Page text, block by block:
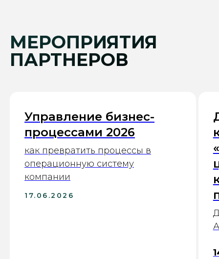
МЕРОПРИЯТИЯ
ПАРТНЕРОВ
Управление бизнес-
процессами 2026
как превратить процессы в
операционную систему
компании
17.06.2026